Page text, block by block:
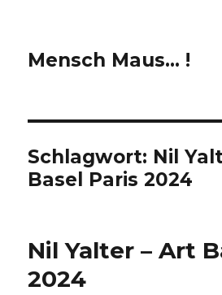
Mensch Maus… !
Schlagwort: Nil
Basel Paris 2024
Nil Yalter – Art
2024